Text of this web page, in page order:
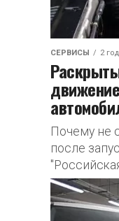
СЕРВИСЫ 2
Почему не
после